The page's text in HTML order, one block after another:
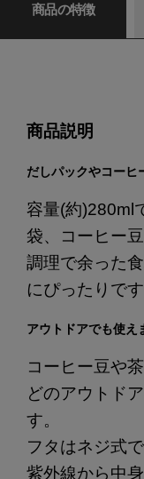
商品の特徴
商品説明
だしパックやコーヒ
容量(約)280ml
袋、コーヒー
調理で余った
にぴったりです
アウトドアでも使え
コーヒー豆や
どのアウトド
す。
フタはネジ式
紫外線から中